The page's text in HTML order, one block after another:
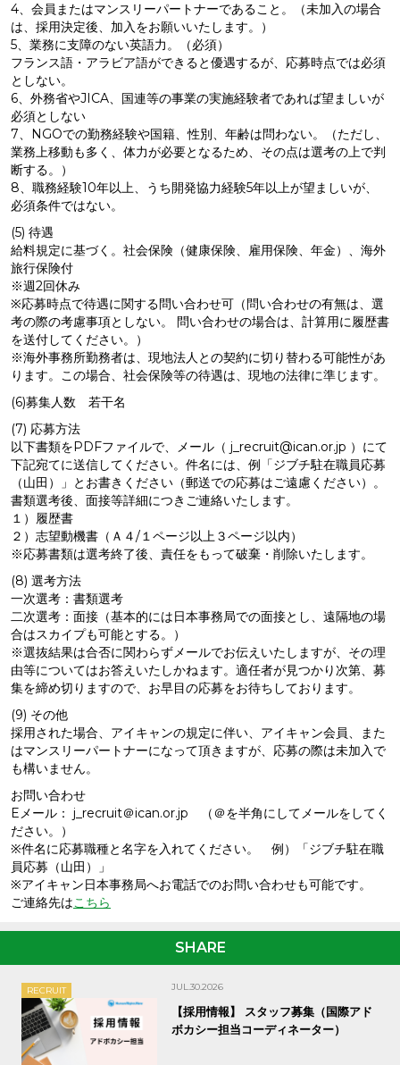
4、会員またはマンスリーパートナーであること。（未加入の場合
は、採用決定後、加入をお願いいたします。）
5、業務に支障のない英語力。（必須）
フランス語・アラビア語ができると優遇するが、応募時点では必須
としない。
6、外務省やJICA、国連等の事業の実施経験者であれば望ましいが
必須としない
7、NGOでの勤務経験や国籍、性別、年齢は問わない。（ただし、
業務上移動も多く、体力が必要となるため、その点は選考の上で判
断する。）
8、職務経験10年以上、うち開発協力経験5年以上が望ましいが、
必須条件ではない。
(5) 待遇
給料規定に基づく。社会保険（健康保険、雇用保険、年金）、海外
旅行保険付
※週2回休み
※応募時点で待遇に関する問い合わせ可（問い合わせの有無は、選
考の際の考慮事項としない。 問い合わせの場合は、計算用に履歴書
を送付してください。）
※海外事務所勤務者は、現地法人との契約に切り替わる可能性があ
ります。この場合、社会保険等の待遇は、現地の法律に準じます。
(6)募集人数 若干名
(7) 応募方法
以下書類をPDFファイルで、メール（ j_recruit@ican.or.jp ）にて
下記宛てに送信してください。件名には、例「ジブチ駐在職員応募
（山田）」とお書きください（郵送での応募はご遠慮ください）。
書類選考後、面接等詳細につきご連絡いたします。
１）履歴書
２）志望動機書（Ａ４/１ページ以上３ページ以内）
※応募書類は選考終了後、責任をもって破棄・削除いたします。
(8) 選考方法
一次選考：書類選考
二次選考：面接（基本的には日本事務局での面接とし、遠隔地の場
合はスカイプも可能とする。）
※選抜結果は合否に関わらずメールでお伝えいたしますが、その理
由等についてはお答えいたしかねます。適任者が見つかり次第、募
集を締め切りますので、お早目の応募をお待ちしております。
(9) その他
採用された場合、アイキャンの規定に伴い、アイキャン会員、また
はマンスリーパートナーになって頂きますが、応募の際は未加入で
も構いません。
お問い合わせ
Eメール： j_recruit＠ican.or.jp （＠を半角にしてメールをしてく
ださい。）
※件名に応募職種と名字を入れてください。 例）「ジブチ駐在職
員応募（山田）」
※アイキャン日本事務局へお電話でのお問い合わせも可能です。
ご連絡先はこちら
SHARE
RECRUIT JUL.30.2026
【採用情報】 スタッフ募集（国際アド
ボカシー担当コーディネーター）